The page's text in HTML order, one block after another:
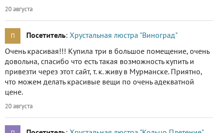
20 августа
П Посетитель: Хрустальная люстра "Виноград"
Очень красивая!!! Купила три в большое помещение, очень
довольна, спасибо что есть такая возможность купить и
привезти через этот сайт, т. к. живу в Мурманске. Приятно,
что можем делать красивые вещи по очень адекватной
цене.
20 августа